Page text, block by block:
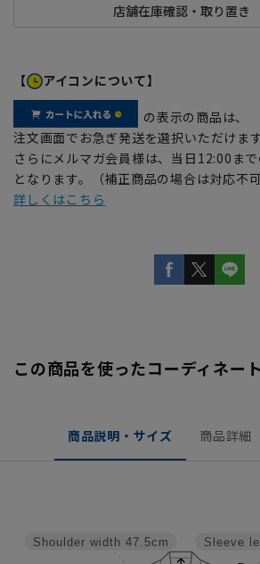
【 アイコンについて】
の表示の商品は、
注文画面でお急ぎ発送を選択いただけます
さらにメルマガ会員様は、当日12:00ま
となります。（補正商品の場合は対応不可
詳しくはこちら
この商品を使ったコーディネート
商品説明・サイズ 商品詳細
Sleeve
Shoulder width 47.5cm